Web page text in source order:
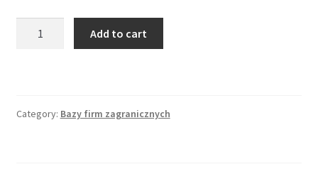
Add to cart
Category: Bazy firm zagranicznych